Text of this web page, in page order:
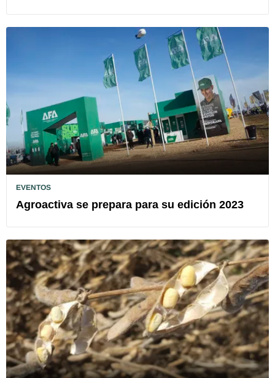
EVENTOS
Agroactiva se prepara para su edición 2023